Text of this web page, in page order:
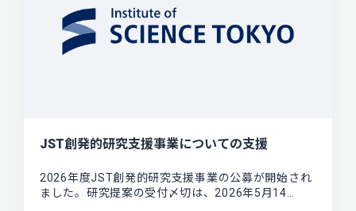
JST創発的研究支援事業についての支援
2026年度JST創発的研究支援事業の公募が開始され
ました。研究提案の受付〆切は、2026年5月14…